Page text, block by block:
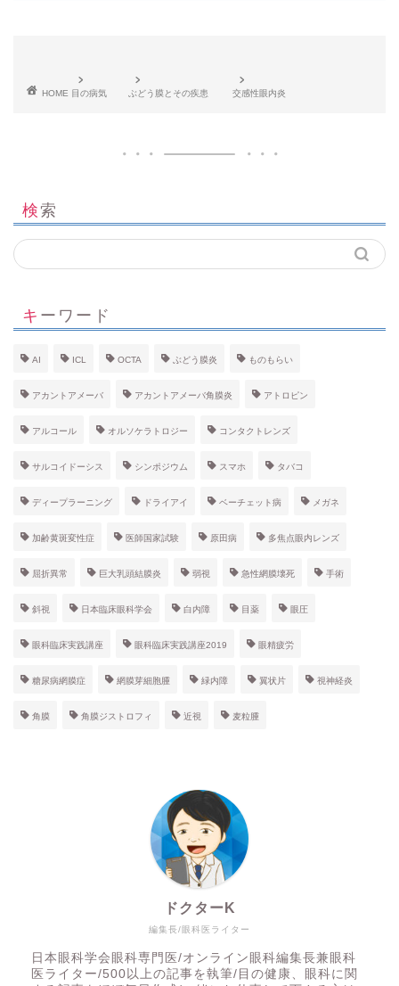
HOME 目の病気 ぶどう膜とその疾患 交感性眼内炎
検索
キーワード
AI ICL OCTA ぶどう膜炎 ものもらい
アカントアメーバ アカントアメーバ角膜炎 アトロピン
アルコール オルソケラトロジー コンタクトレンズ
サルコイドーシス シンポジウム スマホ タバコ
ディープラーニング ドライアイ ベーチェット病 メガネ
加齢黄斑変性症 医師国家試験 原田病 多焦点眼内レンズ
屈折異常 巨大乳頭結膜炎 弱視 急性網膜壊死 手術
斜視 日本臨床眼科学会 白内障 目薬 眼圧
眼科臨床実践講座 眼科臨床実践講座2019 眼精疲労
糖尿病網膜症 網膜芽細胞腫 緑内障 翼状片 視神経炎
角膜 角膜ジストロフィ 近視 麦粒腫
編集長/眼科医ライター
ドクターK
日本眼科学会眼科専門医/オンライン眼科編集長兼眼科
医ライター/500以上の記事を執筆/目の健康、眼科に関